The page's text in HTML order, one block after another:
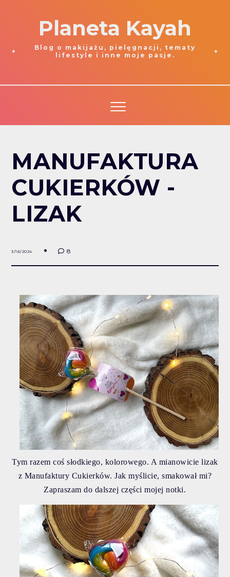
Planeta Kayah
Blog o makijażu, pielęgnacji, tematy
lifestyle i inne moje pasje.
MANUFAKTURA
CUKIERKÓW -
LIZAK
3/16/2024 8
Tym razem coś słodkiego, kolorowego. A mianowicie lizak
z Manufaktury Cukierków. Jak myślicie, smakował mi?
Zapraszam do dalszej części mojej notki.